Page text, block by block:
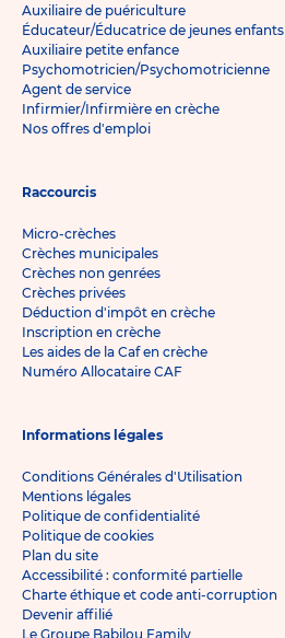
Auxiliaire de puériculture
Éducateur/Éducatrice de jeunes enfants
Auxiliaire petite enfance
Psychomotricien/Psychomotricienne
Agent de service
Infirmier/Infirmière en crèche
Nos offres d'emploi
Raccourcis
Micro-crèches
Crèches municipales
Crèches non genrées
Crèches privées
Déduction d'impôt en crèche
Inscription en crèche
Les aides de la Caf en crèche
Numéro Allocataire CAF
Informations légales
Conditions Générales d'Utilisation
Mentions légales
Politique de confidentialité
Politique de cookies
Plan du site
Accessibilité : conformité partielle
Charte éthique et code anti-corruption
Devenir affilié
Le Groupe Babilou Family